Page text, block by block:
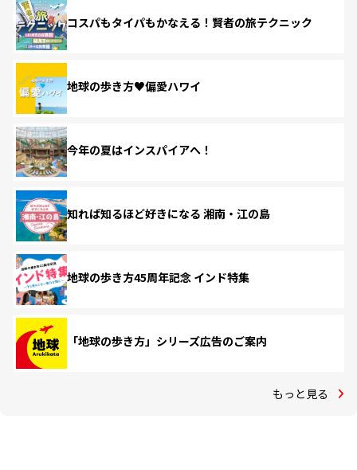
コスパもタイパもかなえる！賢者の旅テクニック
地球の歩き方♥偏愛ハワイ
今年の夏はインスパイアへ！
知れば知るほど好きになる 湘南・江の島
地球の歩き方45周年記念 インド特集
「地球の歩き方」シリーズ広告のご案内
もっと見る